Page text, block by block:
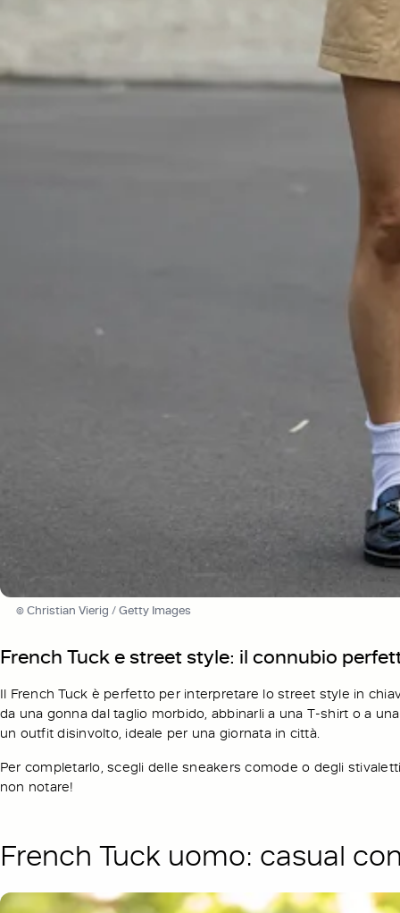
© Christian Vierig / Getty Images
French Tuck e street style: il connubio
Il French Tuck è perfetto per interpretare lo street style in
da una gonna dal taglio morbido, abbinarli a una T-shirt o a
un outfit disinvolto, ideale per una giornata in città.
Per completarlo, scegli delle sneakers comode o degli
non notare!
French Tuck uomo: casual